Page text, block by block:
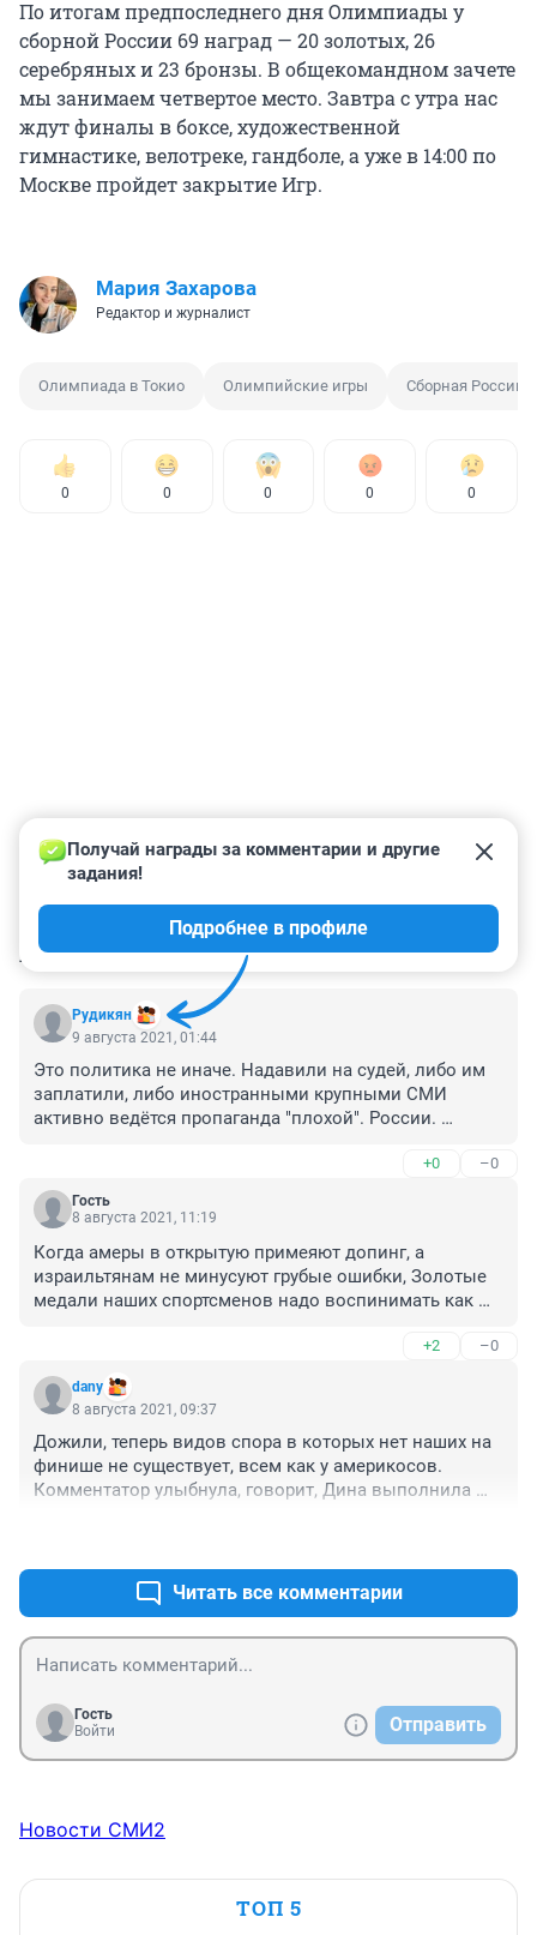
По итогам предпоследнего дня Олимпиады у
сборной России 69 наград — 20 золотых, 26
серебряных и 23 бронзы. В общекомандном зачете
мы занимаем четвертое место. Завтра с утра нас
ждут финалы в боксе, художественной
гимнастике, велотреке, гандболе, а уже в 14:00 по
Москве пройдет закрытие Игр.
Мария Захарова
Редактор и журналист
Олимпиада в Токио Олимпийские игры Сборная России
0 0 0 0 0
КОММЕНТАРИИ 8
Рудикян
Получай награды за комментарии и другие
задания!
Подробнее в профиле
9 августа 2021, 01:44
Это политика не иначе. Надавили на судей, либо им
заплатили, либо иностранными крупными СМИ
активно ведётся пропаганда "плохой". России.
+0 –0
Гость
8 августа 2021, 11:19
Когда амеры в открытую примеяют допинг, а
израильтянам не минусуют грубые ошибки, Золотые
медали наших спортсменов надо воспинимать как
+2 –0
dany
8 августа 2021, 09:37
Дожили, теперь видов спора в которых нет наших на
финише не существует, всем как у америкосов.
Комментатор улыбнула, говорит, Дина выполнила
Читать все комментарии
Гость
Войти
Отправить
Новости СМИ2
ТОП 5